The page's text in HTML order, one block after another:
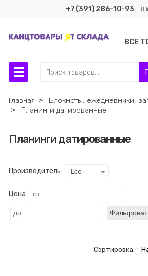
+7 (391) 286-10-93
ВСЕ
Главная ˃
Блокноты, ежедневники,
˃
Планинги датированные
Планинги датированные
Производитель:
Цена:
Сортировка: ↑